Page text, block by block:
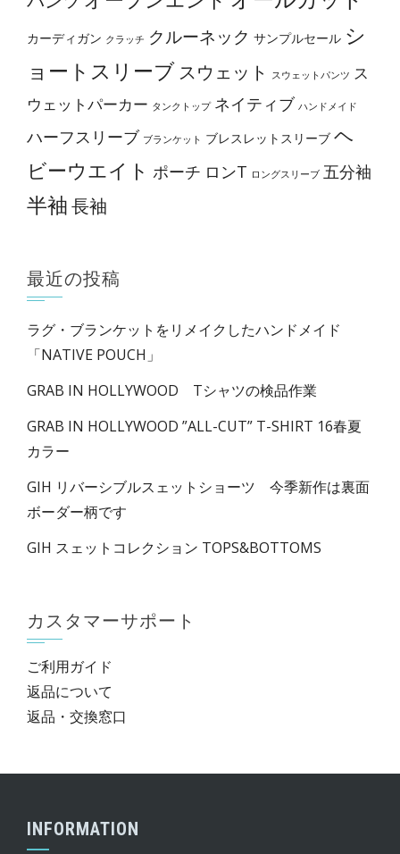
択
で
ま
す
カーディガン クラッチ クルーネック サンプルセール シ
ョートスリーブスウェット スウェットパンツ ス
ウェットパーカー タンクトップ ネイティブ ハンドメイド
ハーフスリーブ ブランケット ブレスレットスリーブ ヘ
ビーウエイト ポーチ ロンT ロングスリーブ 五分袖
半袖長袖
最近の投稿
ラグ・ブランケットをリメイクしたハンドメイド
「NATIVE POUCH」
GRAB IN HOLLYWOOD Tシャツの検品作業
GRAB IN HOLLYWOOD ”ALL-CUT” T-SHIRT 16春夏
カラー
GIH リバーシブルスェットショーツ 今季新作は裏面
ボーダー柄です
GIH スェットコレクション TOPS&BOTTOMS
カスタマーサポート
ご利用ガイド
返品について
返品・交換窓口
INFORMATION